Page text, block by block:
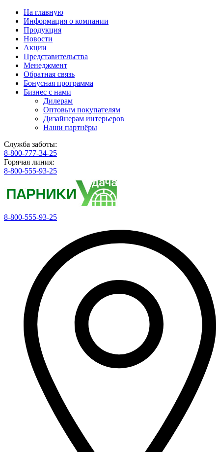
На главную
Информация о компании
Продукция
Новости
Акции
Представительства
Менеджмент
Обратная связь
Бонусная программа
Бизнес с нами
Дилерам
Оптовым покупателям
Дизайнерам интерьеров
Наши партнёры
Служба заботы:
8-800-777-34-25
Горячая линия:
8-800-555-93-25
8-800-555-93-25